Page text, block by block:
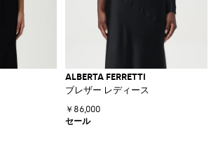
ALBERTA FERRETTI
ブレザー レディース
￥86,000